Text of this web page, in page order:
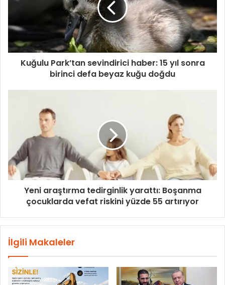
Kuğulu Park’tan sevindirici haber: 15 yıl sonra
birinci defa beyaz kuğu doğdu
Yeni araştırma tedirginlik yarattı: Boşanma
çocuklarda vefat riskini yüzde 55 artırıyor
İlgili Makaleler